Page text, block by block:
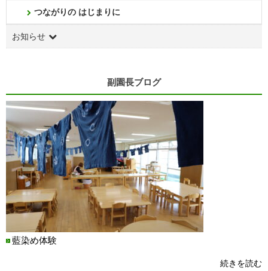
つながりの はじまりに
お知らせ
副園長ブログ
藍染め体験
続きを読む